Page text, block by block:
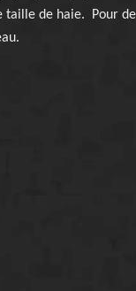
taille de haie. Pour